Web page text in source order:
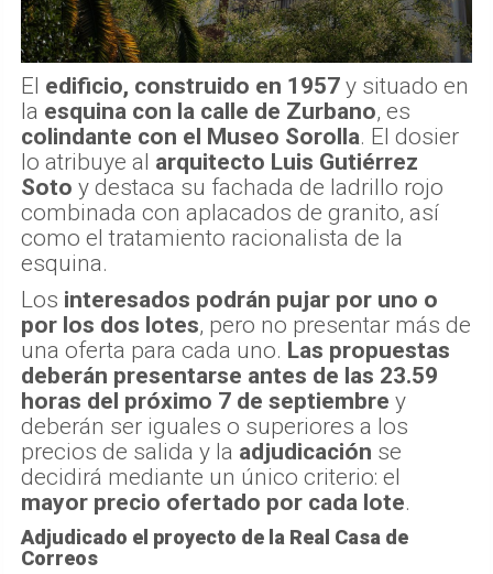
El edificio, construido en 1957 y situado en
la esquina con la calle de Zurbano, es
colindante con el Museo Sorolla. El dosier
lo atribuye al arquitecto Luis Gutiérrez
Soto y destaca su fachada de ladrillo rojo
combinada con aplacados de granito, así
como el tratamiento racionalista de la
esquina.
Los interesados podrán pujar por uno o
por los dos lotes, pero no presentar más de
una oferta para cada uno. Las propuestas
deberán presentarse antes de las 23.59
horas del próximo 7 de septiembre y
deberán ser iguales o superiores a los
precios de salida y la adjudicación se
decidirá mediante un único criterio: el
mayor precio ofertado por cada lote.
Adjudicado el proyecto de la Real Casa de
Correos